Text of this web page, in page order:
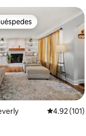
157 evaluaciones
4.92 (101)